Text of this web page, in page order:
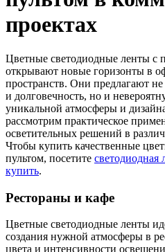
проектах
Цветные светодиодные ленты с
открывают новые горизонты в
пространств. Они предлагают
и долговечность, но и
уникальной атмосферы и
рассмотрим практическое
осветительных решений в
Чтобы купить качественные
пультом, посетите светодиодная
купить.
Рестораны и кафе
Цветные светодиодные ленты
создания нужной атмосферы в
цвета и интенсивности